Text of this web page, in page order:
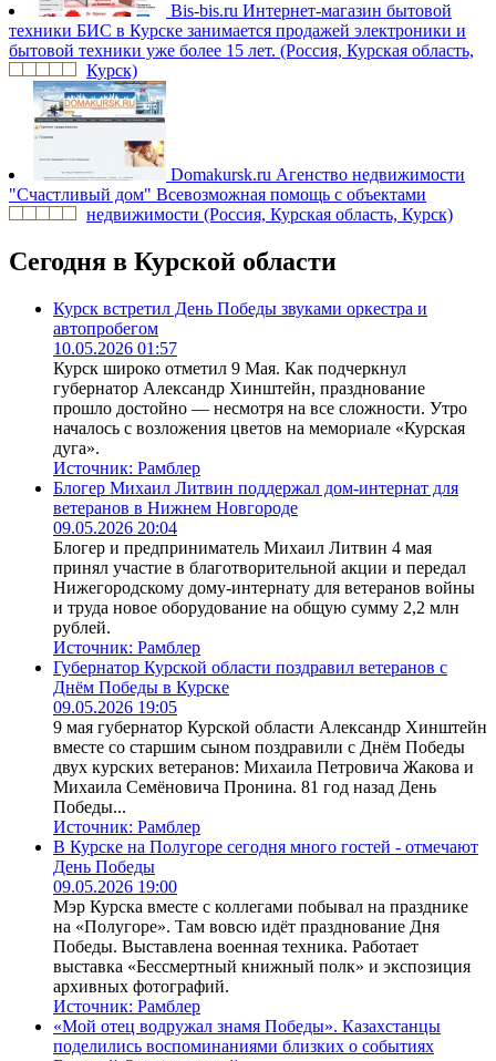
Bis-bis.ru Интернет-магазин бытовой
техники БИС в Курске занимается продажей электроники и
бытовой техники уже более 15 лет. (Россия, Курская область,
Курск)
Domakursk.ru Агенство недвижимости
"Счастливый дом" Всевозможная помощь с объектами
недвижимости (Россия, Курская область, Курск)
Сегодня в Курской области
Курск встретил День Победы звуками оркестра и
автопробегом
10.05.2026 01:57
Курск широко отметил 9 Мая. Как подчеркнул
губернатор Александр Хинштейн, празднование
прошло достойно — несмотря на все сложности. Утро
началось с возложения цветов на мемориале «Курская
дуга».
Источник: Рамблер
Блогер Михаил Литвин поддержал дом-интернат для
ветеранов в Нижнем Новгороде
09.05.2026 20:04
Блогер и предприниматель Михаил Литвин 4 мая
принял участие в благотворительной акции и передал
Нижегородскому дому-интернату для ветеранов войны
и труда новое оборудование на общую сумму 2,2 млн
рублей.
Источник: Рамблер
Губернатор Курской области поздравил ветеранов с
Днём Победы в Курске
09.05.2026 19:05
9 мая губернатор Курской области Александр Хинштейн
вместе со старшим сыном поздравили с Днём Победы
двух курских ветеранов: Михаила Петровича Жакова и
Михаила Семёновича Пронина. 81 год назад День
Победы...
Источник: Рамблер
В Курске на Полугоре сегодня много гостей - отмечают
День Победы
09.05.2026 19:00
Мэр Курска вместе с коллегами побывал на празднике
на «Полугоре». Там вовсю идёт празднование Дня
Победы. Выставлена военная техника. Работает
выставка «Бессмертный книжный полк» и экспозиция
архивных фотографий.
Источник: Рамблер
«Мой отец водружал знамя Победы». Казахстанцы
поделились воспоминаниями близких о событиях